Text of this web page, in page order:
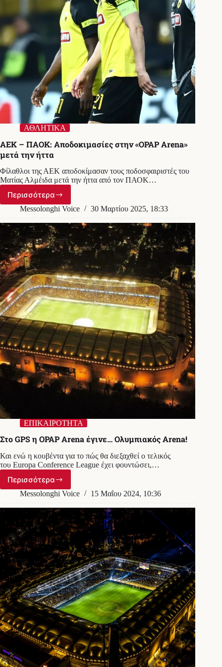
ΑΘΛΗΤΙΚΑ
ΑΕΚ – ΠΑΟΚ: Αποδοκιμασίες στην «OPAP Arena»
μετά την ήττα
Φίλαθλοι της ΑΕΚ αποδοκίμασαν τους ποδοσφαιριστές του
Ματίας Αλμέιδα μετά την ήττα από τον ΠΑΟΚ…
Περισσότερα
ΑΕΚ
–
Αποδοκιμασίες
στην
«OPAP
Arena»
την
ήττα
Messolonghi Voice 30 Μαρτίου 2025, 18:33
ΕΠΙΚΑΙΡΟΤΗΤΑ
Στο GPS η OPAP Arena έγινε… Ολυμπιακός Arena!
Και ενώ η κουβέντα για το πώς θα διεξαχθεί ο τελικός
του Europa Conference League έχει φουντώσει,…
Περισσότερα
Στο
GPS
OPAP
Arena
έγινε…
Ολυμπιακός
Arena!
Messolonghi Voice 15 Μαΐου 2024, 10:36